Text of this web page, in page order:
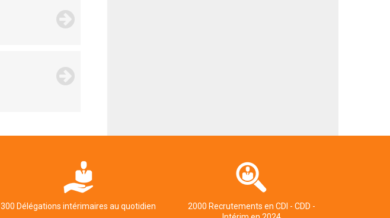
300 Délégations intérimaires au quotidien
2000 Recrutements en CDI - CDD -